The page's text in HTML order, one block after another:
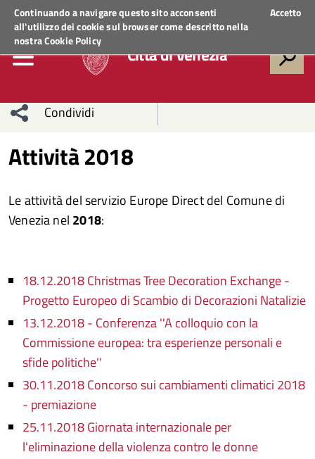
Continuando a navigare questo sito acconsenti
all'utilizzo dei cookie sul browser come descritto nella
nostraCookie Policy
Accetto
Regione VenetoACCEDI AI SERVIZI
Città di Venezia
Condividi
network
Condividi
Condividi
Facebook
su
Condividi
Facebook
su
Whatsapp
Attività 2018
Le attività del servizio Europe Direct del Comune di
Venezia nel 2018:
18.12.2018 Christmas Tree Decoration Exchange -
Progetto Europeo di Scambio di Decorazioni Natalizie
13.12.2018 - Conferenza ''A colloquio con la
Commissione europea: tra esperienze personali e
sfide politiche''
30.11.2018 Concorso sui cambiamenti climatici 2018
- premiazione
25.11.2018 Giornata internazionale per
l'eliminazione della violenza contro le donne